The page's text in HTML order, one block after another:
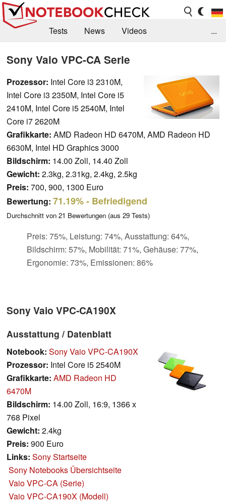
Tests News
Videos
Forum
...
Sony Vaio VPC-CA Serie
Prozessor: Intel Core i3 2310M,
Intel Core i3 2350M, Intel Core i5
2410M, Intel Core i5 2540M, Intel
Core i7 2620M
Grafikkarte: AMD Radeon HD 6470M, AMD Radeon HD
6630M, Intel HD Graphics 3000
Bildschirm: 14.00 Zoll, 14.40 Zoll
Gewicht: 2.3kg, 2.31kg, 2.4kg, 2.5kg
Preis: 700, 900, 1300 Euro
Bewertung: 71.19%- Befriedigend
Durchschnitt von 21 Bewertungen (aus 29 Tests)
Preis: 75%, Leistung: 74%, Ausstattung: 64%,
Bildschirm: 57%, Mobilität: 71%, Gehäuse: 77%,
Ergonomie: 73%, Emissionen: 86%
Sony Vaio VPC-CA190X
Ausstattung / Datenblatt
Notebook: Sony Vaio VPC-CA190X
Prozessor: Intel Core i5 2540M
Grafikkarte: AMD Radeon HD
6470M
Bildschirm: 14.00 Zoll, 16:9, 1366 x
768 Pixel
Gewicht: 2.4kg
Preis: 900 Euro
Links: Sony Startseite
Sony Notebooks Übersichtseite
Vaio VPC-CA (Serie)
Vaio VPC-CA190X (Modell)